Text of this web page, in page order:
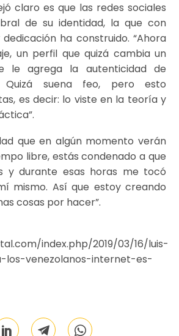
claro es que las redes sociales
de su identidad, la que con
ha construido. “Ahora
un perfil que quizá cambia un
le agrega la autenticidad de
Quizá suena feo, pero esto
es decir: lo viste en la teoría y
que en algún momento verán
libre, estás condenado a que
y durante esas horas me tocó
mismo. Así que estoy creando
cosas por hacer”.
index.php/2019/03/16/luis-
los-venezolanos-internet-es-